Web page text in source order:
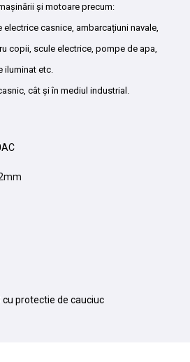
și motoare precum:
casnice, ambarcațiuni navale,
copii, scule electrice, pompe de apa,
iluminat etc.
cât și în mediul industrial.
cu protectie de cauciuc